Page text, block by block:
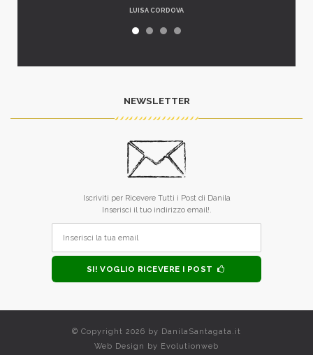
LUISA CORDOVA
NEWSLETTER
Iscriviti per Ricevere Tutti i Post di Danila
Inserisci il tuo indirizzo email!.
SI! VOGLIO RICEVERE I POST
© Copyright 2026 by DanilaSantagata.it
Web Design by Evolutionweb